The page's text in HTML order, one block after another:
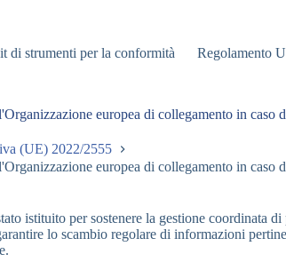
di strumenti per la conformità Regolamento
europea di collegamento in
(UE) 2022/2555
europea di collegamento in
istituito per sostenere la gestione coordinata di
lo scambio regolare di informazioni